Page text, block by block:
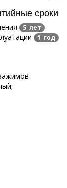
сроки
5 лет
1 год
;